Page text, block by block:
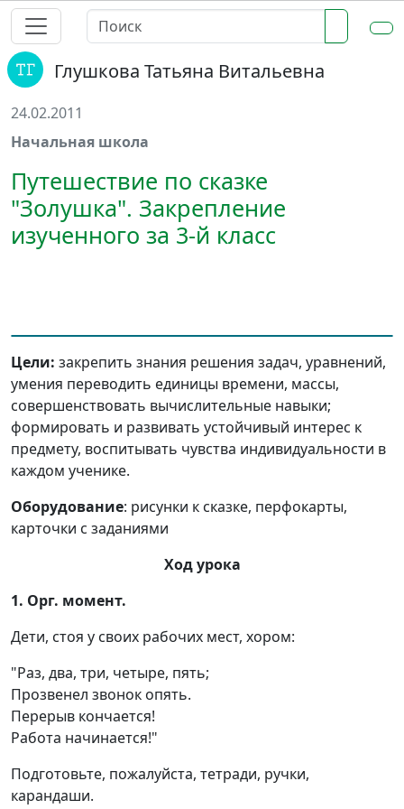
Глушкова Татьяна Витальевна
24.02.2011
Начальная школа
Путешествие по сказке
"Золушка". Закрепление
изученного за 3-й класс
Цели: закрепить знания решения задач, уравнений,
умения переводить единицы времени, массы,
совершенствовать вычислительные навыки;
формировать и развивать устойчивый интерес к
предмету, воспитывать чувства индивидуальности в
каждом ученике.
Оборудование: рисунки к сказке, перфокарты,
карточки с заданиями
Ход урока
1. Орг. момент.
Дети, стоя у своих рабочих мест, хором:
"Раз, два, три, четыре, пять;
Прозвенел звонок опять.
Перерыв кончается!
Работа начинается!"
Подготовьте, пожалуйста, тетради, ручки,
карандаши.